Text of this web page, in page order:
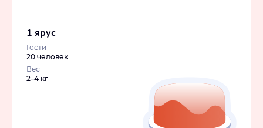
1 ярус
Гости
20 человек
Вес
2–4 кг